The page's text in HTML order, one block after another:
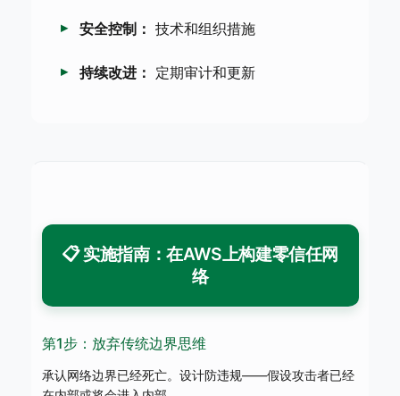
安全控制： 技术和组织措施
持续改进： 定期审计和更新
📋 实施指南：在AWS上构建零信任网
络
第1步：放弃传统边界思维
承认网络边界已经死亡。设计防违规——假设攻击者已经